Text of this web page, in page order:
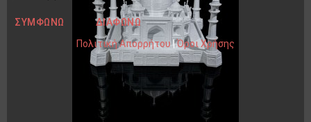
ΣΥΜΦΩΝΏ
ΔΙΑΦΩΝΏ
Πολιτική Απορρήτου|Όροι Χρήσης